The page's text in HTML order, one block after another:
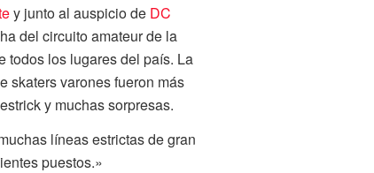
y junto al auspicio de DC
del circuito amateur de la
todos los lugares del país. La
skaters varones fueron más
y muchas sorpresas.
líneas estrictas de gran
puestos.»